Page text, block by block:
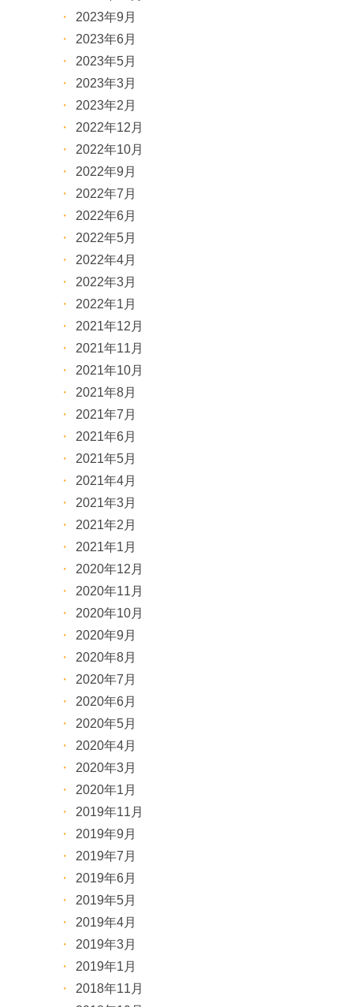
2023年9月
2023年6月
2023年5月
2023年3月
2023年2月
2022年12月
2022年10月
2022年9月
2022年7月
2022年6月
2022年5月
2022年4月
2022年3月
2022年1月
2021年12月
2021年11月
2021年10月
2021年8月
2021年7月
2021年6月
2021年5月
2021年4月
2021年3月
2021年2月
2021年1月
2020年12月
2020年11月
2020年10月
2020年9月
2020年8月
2020年7月
2020年6月
2020年5月
2020年4月
2020年3月
2020年1月
2019年11月
2019年9月
2019年7月
2019年6月
2019年5月
2019年4月
2019年3月
2019年1月
2018年11月